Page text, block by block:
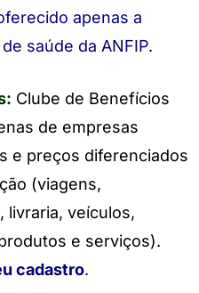
apenas a
saúde da ANFIP.
Clube de Benefícios
de empresas
e preços diferenciados
(viagens,
livraria, veículos,
e serviços).
cadastro.